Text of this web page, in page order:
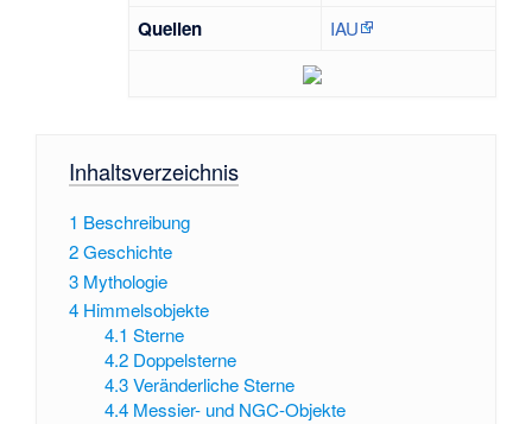
Quellen IAU
Inhaltsverzeichnis
1 Beschreibung
2Geschichte
3 Mythologie
4 Himmelsobjekte
4.1 Sterne
4.2 Doppelsterne
4.3 Veränderliche Sterne
4.4 Messier- und NGC-Objekte